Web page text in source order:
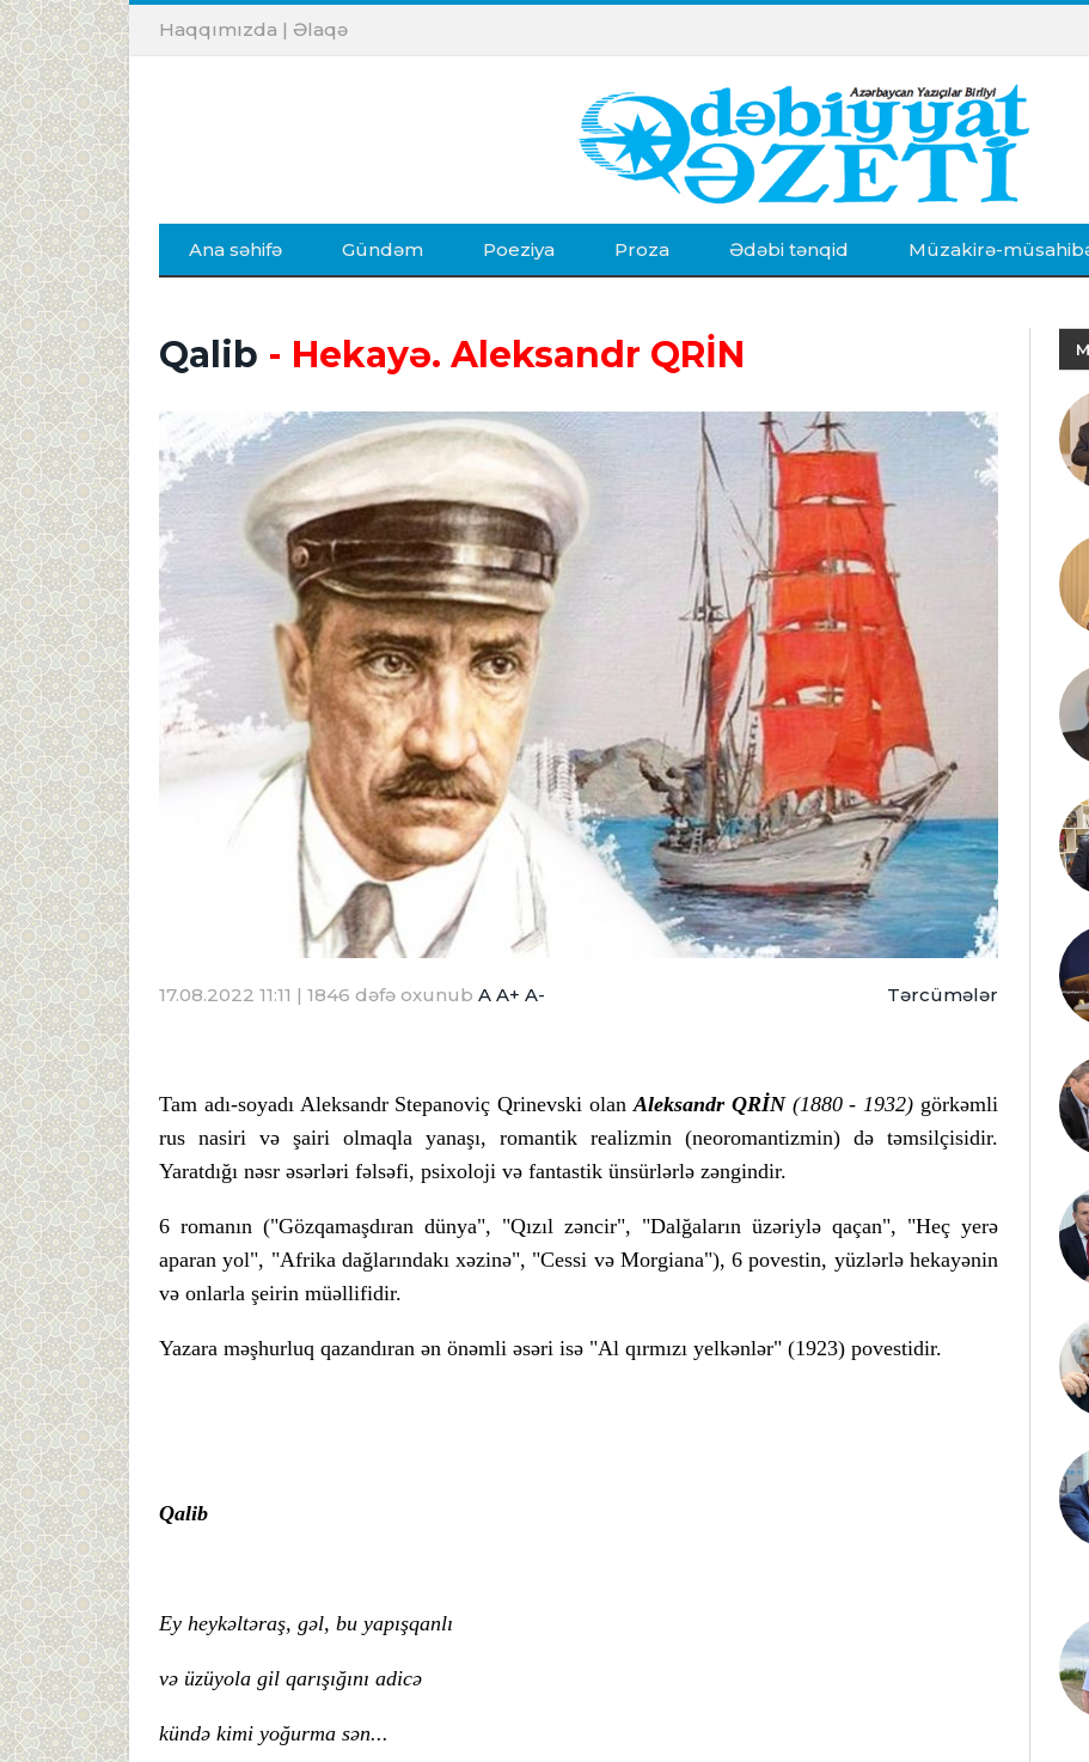
Haqqımızda | Əlaqə
Ana səhifə Gündəm Poeziya Proza Ədəbi tənqid Müzakirə-
Qalib - Hekayə. Aleksandr QRİN
17.08.2022 11:11 | 1846 dəfə oxunub A A+ A- Tərcümələr
Tam adı-soyadı Aleksandr Stepanoviç Qrinevski olanAleksandr QRİN(1880 - 1932) görkəmli
rus nasiri və şairi olmaqla yanaşı, romantik realizmin (neoromantizmin) də təmsilçisidir.
Yaratdığı nəsr əsərləri fəlsəfi, psixoloji və fantastik ünsürlərlə zəngindir.
6 romanın ("Gözqamaşdıran dünya", "Qızıl zəncir", "Dalğaların üzəriylə qaçan", "Heç yerə
aparan yol", "Afrika dağlarındakı xəzinə", "Cessi və Morgiana"), 6 povestin, yüzlərlə hekayənin
və onlarla şeirin müəllifidir.
Yazara məşhurluq qazandıran ən önəmli əsəri isə "Al qırmızı yelkənlər" (1923) povestidir.
Qalib
Ey heykəltəraş, gəl, bu yapışqanlı
və üzüyola gil qarışığını adicə
kündə kimi yoğurma sən...